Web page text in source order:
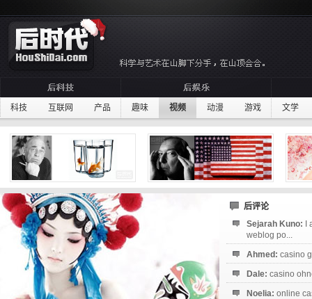
科技 互联网 产品 趣味 视频 动漫 游戏 文学
后评论
Sejarah Kuno:
weblog po...
Ahmed: casino
Dale: casino
Noelia: online